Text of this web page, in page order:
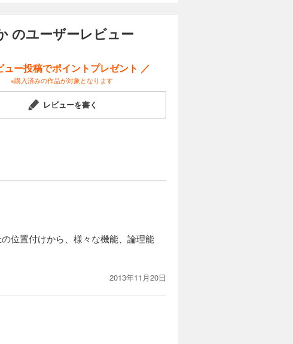
のユーザーレビュー
ュー投稿でポイントプレゼント ／
※購入済みの作品が対象となります
レビューを書く
位置付けから、様々な機能、論理能
2013年11月20日